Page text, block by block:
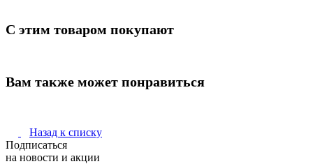
С этим товаром покупают
Вам также может понравиться
Назад к списку
Подписаться
на новости и акции